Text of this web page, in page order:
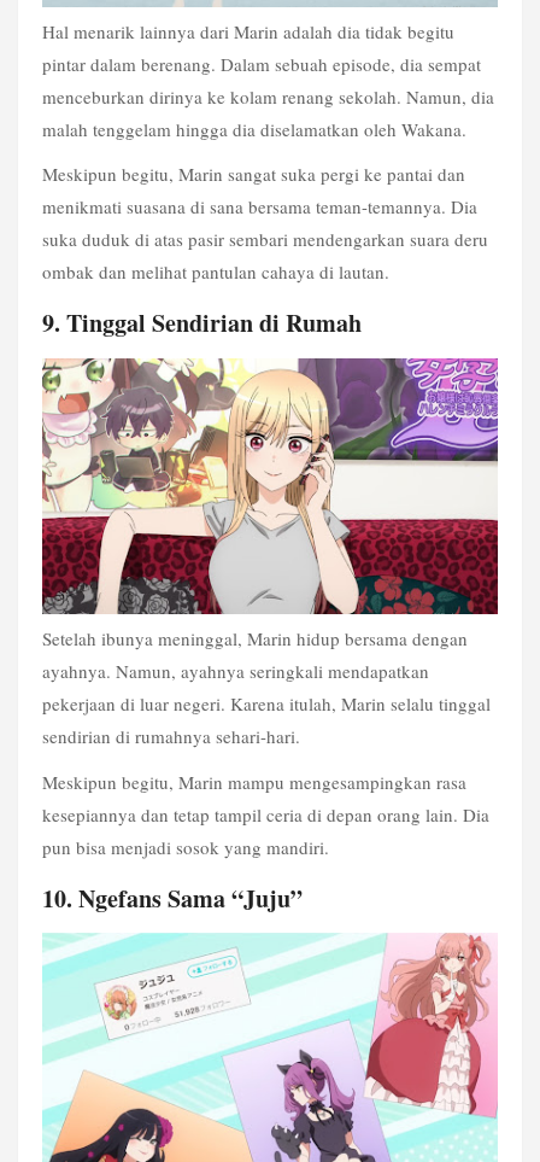
Hal menarik lainnya dari Marin adalah dia tidak begitu
pintar dalam berenang. Dalam sebuah episode, dia sempat
menceburkan dirinya ke kolam renang sekolah. Namun, dia
malah tenggelam hingga dia diselamatkan oleh Wakana.
Meskipun begitu, Marin sangat suka pergi ke pantai dan
menikmati suasana di sana bersama teman-temannya. Dia
suka duduk di atas pasir sembari mendengarkan suara deru
ombak dan melihat pantulan cahaya di lautan.
9. Tinggal Sendirian di Rumah
Setelah ibunya meninggal, Marin hidup bersama dengan
ayahnya. Namun, ayahnya seringkali mendapatkan
pekerjaan di luar negeri. Karena itulah, Marin selalu tinggal
sendirian di rumahnya sehari-hari.
Meskipun begitu, Marin mampu mengesampingkan rasa
kesepiannya dan tetap tampil ceria di depan orang lain. Dia
pun bisa menjadi sosok yang mandiri.
10. Ngefans Sama “Juju”